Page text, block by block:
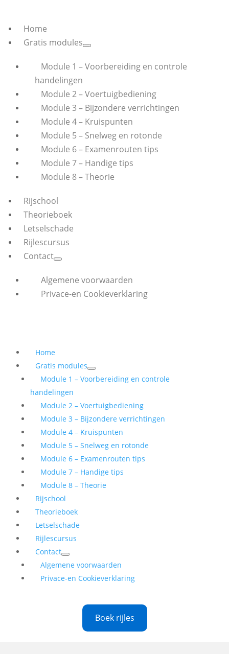
Home
Gratis modules
Module 1 – Voorbereiding en controle
handelingen
Module 2 – Voertuigbediening
Module 3 – Bijzondere verrichtingen
Module 4 – Kruispunten
Module 5 – Snelweg en rotonde
Module 6 – Examenrouten tips
Module 7 – Handige tips
Module 8 – Theorie
Rijschool
Theorieboek
Letselschade
Rijlescursus
Contact
Algemene voorwaarden
Privace-en Cookieverklaring
Home
Gratis modules
Module 1 – Voorbereiding en controle
handelingen
Module 2 – Voertuigbediening
Module 3 – Bijzondere verrichtingen
Module 4 – Kruispunten
Module 5 – Snelweg en rotonde
Module 6 – Examenrouten tips
Module 7 – Handige tips
Module 8 – Theorie
Rijschool
Theorieboek
Letselschade
Rijlescursus
Contact
Algemene voorwaarden
Privace-en Cookieverklaring
Boek rijles